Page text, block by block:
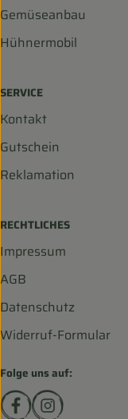
Gemüseanbau
Hühnermobil
SERVICE
Kontakt
Gutschein
Reklamation
RECHTLICHES
Impressum
AGB
Datenschutz
Widerruf-Formular
Folge uns auf:
Externer Link
Externer